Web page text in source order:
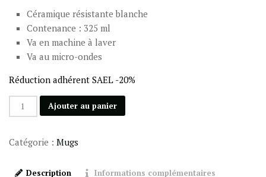
Céramique résistante blanche
Contenance : 325 ml
Va en machine à laver
Va au micro-ondes
Réduction adhérent SAEL -20%
quantité
de
11
Ajouter au panier
Catégorie : Mugs
Description Informations complémentaires